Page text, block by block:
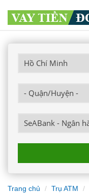
Trang chủ Trụ ATM